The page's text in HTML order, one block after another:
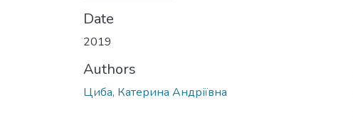
Date
2019
Authors
Циба, Катерина Андріївна